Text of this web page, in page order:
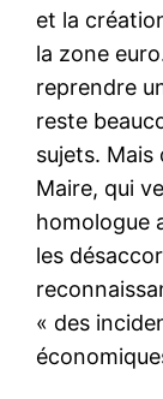
et la
la zone
reprendre
reste
sujets. Mais
Maire, qui
homologue
les
« des